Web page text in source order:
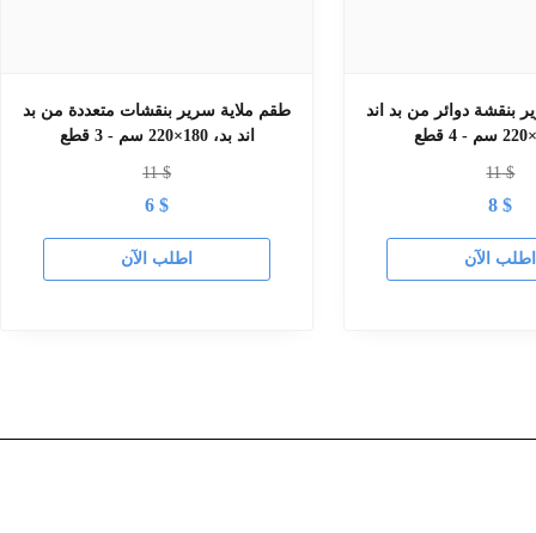
طقم ملاية سرير بنقشات متعددة من بد
اند بد، 180×220 سم - 3 قطع
11$
6 $
اطلب الآن
بنقشة دوائر من بد اند
11$
8 $
اطلب الآن